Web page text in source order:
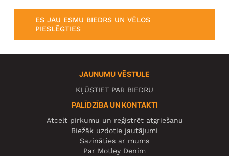
ES JAU ESMU BIEDRS UN VĒLOS
PIESLĒGTIES
JAUNUMU VĒSTULE
KĻŪSTIET PAR BIEDRU
PALĪDZĪBA UN KONTAKTI
Atcelt pirkumu un reģistrēt atgriešanu
Biežāk uzdotie jautājumi
Sazināties ar mums
Par Motley Denim